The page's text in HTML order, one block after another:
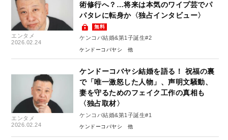
エンタメ
2026.02.24
術修行へ？…将来は本気のワイプ芸でパ
パタレに転身か〈独占インタビュー〉
無料
ケンコバ結婚&第1子誕生#2
ケンドーコバヤシ
エンタメ
2026.02.24
ケンドーコバヤシ結婚を語る！ 祝福の裏
で「唯一激怒した人物」、声明文騒動、
妻を守るためのフェイク工作の真相も
〈独占取材〉
ケンコバ結婚&第1子誕生#1
ケンドーコバヤシ